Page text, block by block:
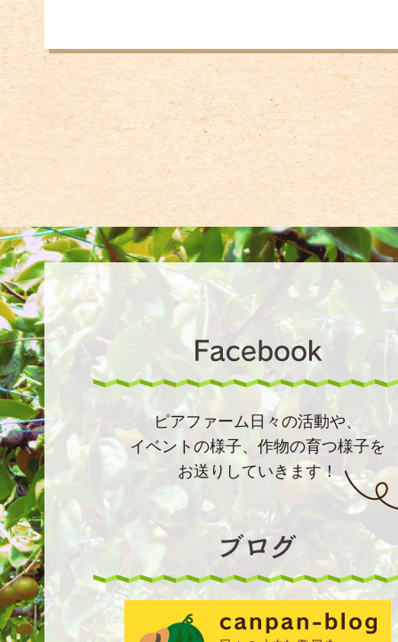
ピアファーム日々の活動や、
イベントの様子、作物の育つ様子を
お送りしていきます！